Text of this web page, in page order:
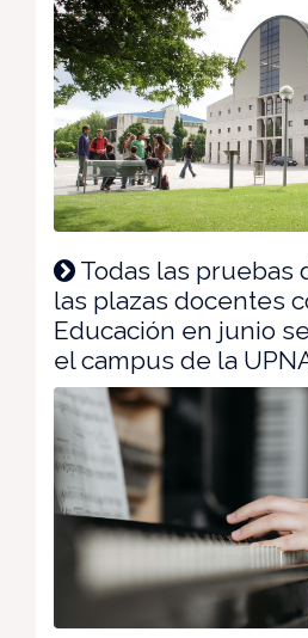
Todas las pruebas
las plazas docentes
Educación en junio
el campus de la